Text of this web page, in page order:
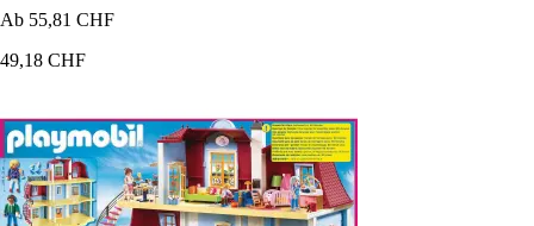
Ab 55,81 CHF
49,18 CHF